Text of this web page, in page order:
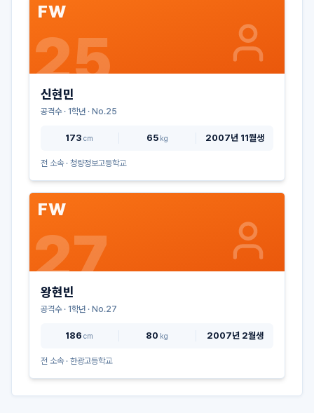
FW
25
신현민
공격수· 1학년 · No.25
173 cm 65 kg 2007년 11월생
전 소속 · 청량정보고등학교
FW
27
왕현빈
공격수· 1학년 · No.27
186 cm 80 kg 2007년 2월생
전 소속 · 한광고등학교